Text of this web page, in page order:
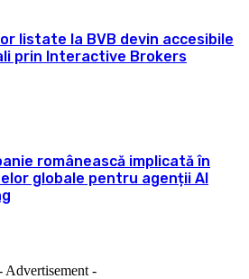
listate la BVB devin accesibile
prin Interactive Brokers
românească implicată în
globale pentru agenții AI
Advertisement -